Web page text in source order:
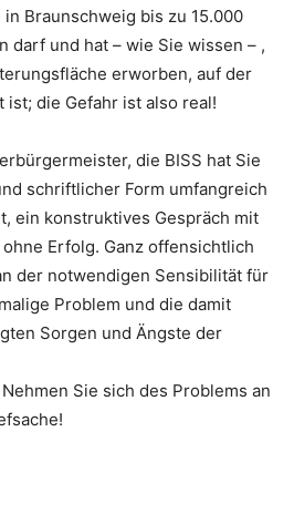
Braunschweig bis zu 15.000
darf und hat – wie Sie wissen – ,
erworben, auf der
ist; die Gefahr ist also real!
die BISS hat Sie
schriftlicher Form umfangreich
ein konstruktives Gespräch mit
Erfolg. Ganz offensichtlich
der notwendigen Sensibilität für
Problem und die damit
Sorgen und Ängste der
Sie sich des Problems an